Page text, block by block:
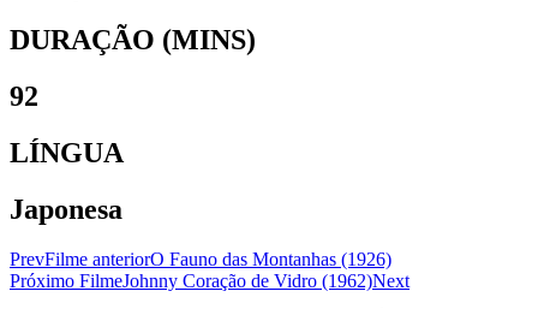
DURAÇÃO (MINS)
92
LÍNGUA
Japonesa
PrevFilme anteriorO Fauno das Montanhas (1926)
Próximo FilmeJohnny Coração de Vidro (1962)Next